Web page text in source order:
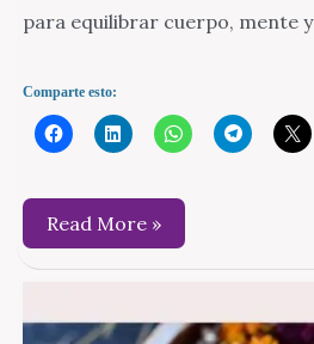
para equilibrar cuerpo, mente
Comparte esto:
Taller
2023
Read More »